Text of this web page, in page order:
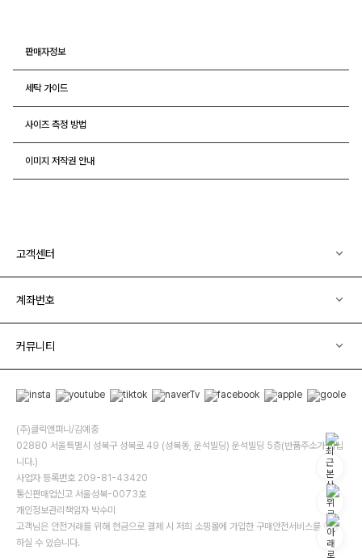
판매자정보
세탁 가이드
사이즈 측정 방법
이미지 저작권 안내
고객센터
계좌번호
커뮤니티
(주)클릭앤퍼니/김예중
02880 서울특별시 성북구 성북로 49 (성북동, 운석빌딩) 운석빌딩 5층(반품주소가 아닙
니다.)
사업자 등록번호 209-81-43420
통신판매업신고 서울성북-0073호
개인정보관리책임자 박수미
고객님은 안전거래를 위해 현금으로 결제 시 저희 소핑몰에 가입한 구매안전서비스를 이용
하실 수 있습니다.